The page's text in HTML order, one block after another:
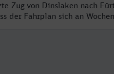
Zug von Dinslaken nach
der Fahrplan sich an